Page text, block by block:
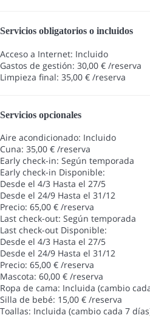
Servicios obligatorios o incluidos
Acceso a Internet: Incluido
Gastos de gestión: 30,00 € /reserva
Limpieza final: 35,00 € /reserva
Servicios opcionales
Aire acondicionado: Incluido
Cuna: 35,00 € /reserva
Early check-in: Según temporada
Early check-in Disponible:
Desde el 4/3 Hasta el 27/5
Desde el 24/9 Hasta el 31/12
Precio: 65,00 € /reserva
Last check-out: Según temporada
Last check-out Disponible:
Desde el 4/3 Hasta el 27/5
Desde el 24/9 Hasta el 31/12
Precio: 65,00 € /reserva
Mascota: 60,00 € /reserva
Ropa de cama: Incluida (cambio
Silla de bebé: 15,00 € /reserva
Toallas: Incluida (cambio cada 7